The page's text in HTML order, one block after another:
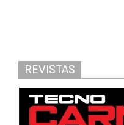
REVISTAS